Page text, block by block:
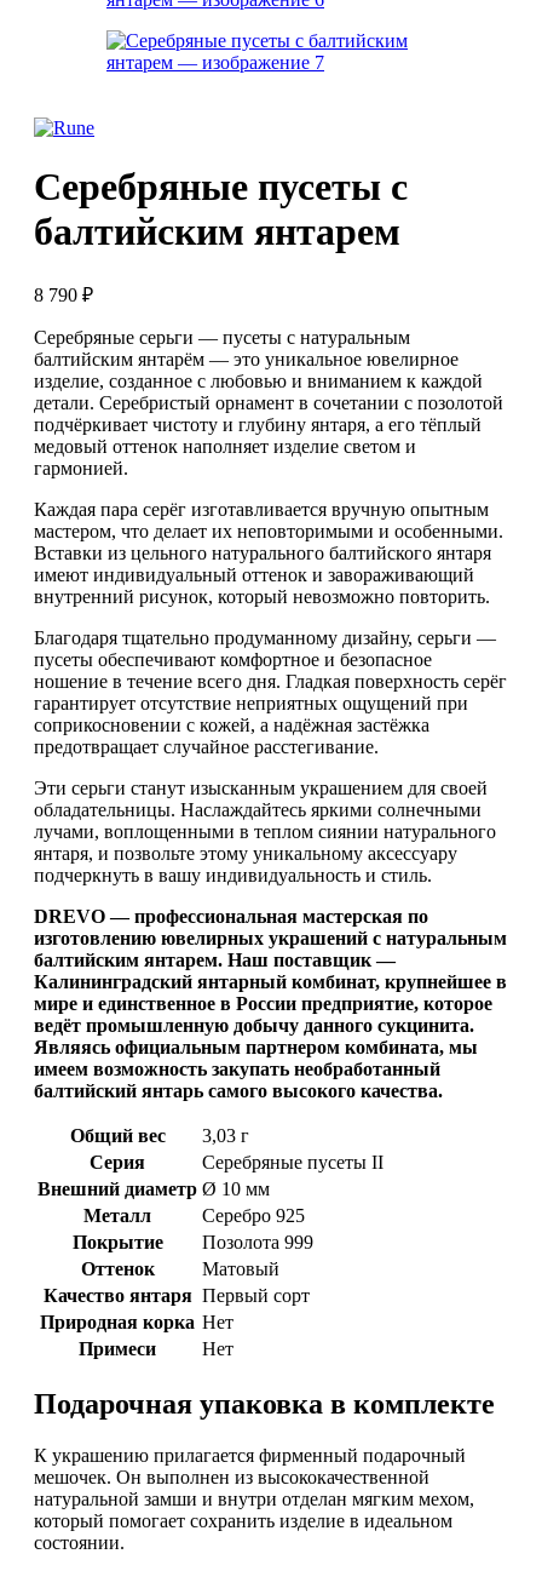
Серебряные пусеты с
балтийским янтарем
8 790 ₽
Серебряные серьги — пусеты с натуральным
балтийским янтарём — это уникальное ювелирное
изделие, созданное с любовью и вниманием к каждой
детали. Серебристый орнамент в сочетании с позолотой
подчёркивает чистоту и глубину янтаря, а его тёплый
медовый оттенок наполняет изделие светом и
гармонией.
Каждая пара серёг изготавливается вручную опытным
мастером, что делает их неповторимыми и особенными.
Вставки из цельного натурального балтийского янтаря
имеют индивидуальный оттенок и завораживающий
внутренний рисунок, который невозможно повторить.
Благодаря тщательно продуманному дизайну, серьги —
пусеты обеспечивают комфортное и безопасное
ношение в течение всего дня. Гладкая поверхность серёг
гарантирует отсутствие неприятных ощущений при
соприкосновении с кожей, а надёжная застёжка
предотвращает случайное расстегивание.
Эти серьги станут изысканным украшением для своей
обладательницы. Наслаждайтесь яркими солнечными
лучами, воплощенными в теплом сиянии натурального
янтаря, и позвольте этому уникальному аксессуару
подчеркнуть в вашу индивидуальность и стиль.
DREVO — профессиональная мастерская по
изготовлению ювелирных украшений с натуральным
балтийским янтарем. Наш поставщик —
Калининградский янтарный комбинат, крупнейшее в
мире и единственное в России предприятие, которое
ведёт промышленную добычу данного сукцинита.
Являясь официальным партнером комбината, мы
имеем возможность закупать необработанный
балтийский янтарь самого высокого качества.
Общий вес
3,03 г
Серия
Серебряные пусеты II
Внешний диаметр Ø 10 мм
Металл
Серебро 925
Покрытие
Позолота 999
Оттенок
Матовый
Качество янтаря Первый сорт
Природная корка Нет
Примеси
Нет
Подарочная упаковка в комплекте
К украшению прилагается фирменный подарочный
мешочек. Он выполнен из высококачественной
натуральной замши и внутри отделан мягким мехом,
который помогает сохранить изделие в идеальном
состоянии.